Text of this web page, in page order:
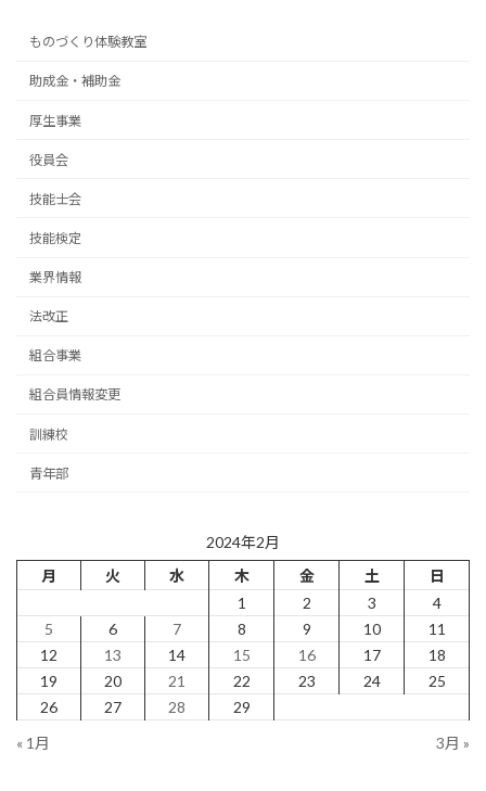
ものづくり体験教室
助成金・補助金
厚生事業
役員会
技能士会
技能検定
業界情報
法改正
組合事業
組合員情報変更
訓練校
青年部
2024年2月
月
火 水 木 金 土
日
1
2 3
4
5
6 7 8 9 10
11
12
13 14 15 16 17
18
19
20 21 22 23 24
25
26
27 28
29
« 1月
3月 »